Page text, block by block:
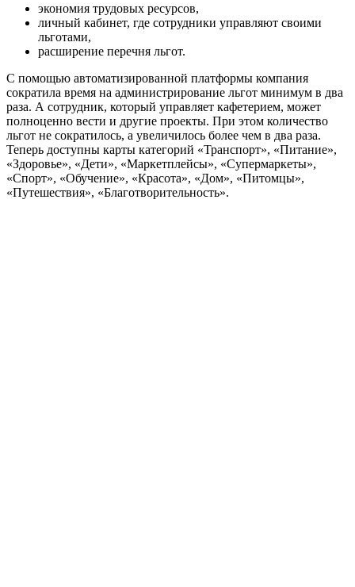
экономия трудовых ресурсов,
личный кабинет, где сотрудники управляют своими
льготами,
расширение перечня льгот.
С помощью автоматизированной платформы компания
сократила время на администрирование льгот минимум в два
раза. А сотрудник, который управляет кафетерием, может
полноценно вести и другие проекты. При этом количество
льгот не сократилось, а увеличилось более чем в два раза.
Теперь доступны карты категорий «Транспорт», «Питание»,
«Здоровье», «Дети», «Маркетплейсы», «Супермаркеты»,
«Спорт», «Обучение», «Красота», «Дом», «Питомцы»,
«Путешествия», «Благотворительность».